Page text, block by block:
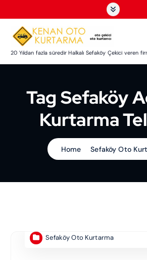
20 Yıldan fazla süredir Halkalı Sefaköy Çekici veren
Tag Sefaköy
Kurtarma
Home Sefaköy Oto
Sefaköy Oto Kurtarma